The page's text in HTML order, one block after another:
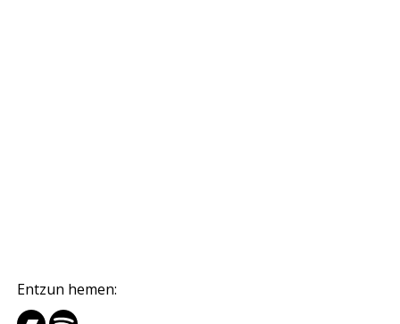
Entzun hemen: